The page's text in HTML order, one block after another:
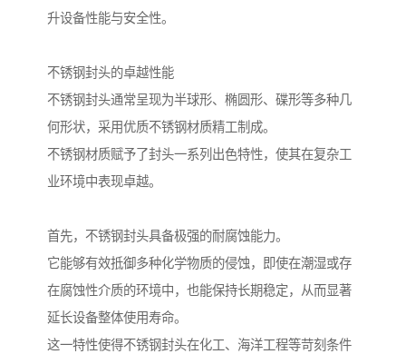
升设备性能与安全性。
不锈钢封头的卓越性能
不锈钢封头通常呈现为半球形、椭圆形、碟形等多种几
何形状，采用优质不锈钢材质精工制成。
不锈钢材质赋予了封头一系列出色特性，使其在复杂工
业环境中表现卓越。
首先，不锈钢封头具备极强的耐腐蚀能力。
它能够有效抵御多种化学物质的侵蚀，即使在潮湿或存
在腐蚀性介质的环境中，也能保持长期稳定，从而显著
延长设备整体使用寿命。
这一特性使得不锈钢封头在化工、海洋工程等苛刻条件